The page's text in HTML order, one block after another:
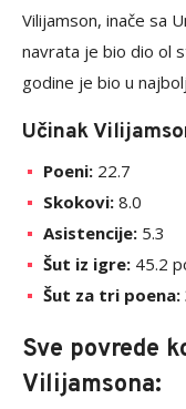
Vilijamson, inače sa
navrata je bio dio ol
godine je bio u
Učinak
Poeni: 22.7
Skokovi: 8.0
Asistencije: 5.3
Šut iz igre: 45.2
Šut za tri poena:
Sve povrede
Vilijamsona: